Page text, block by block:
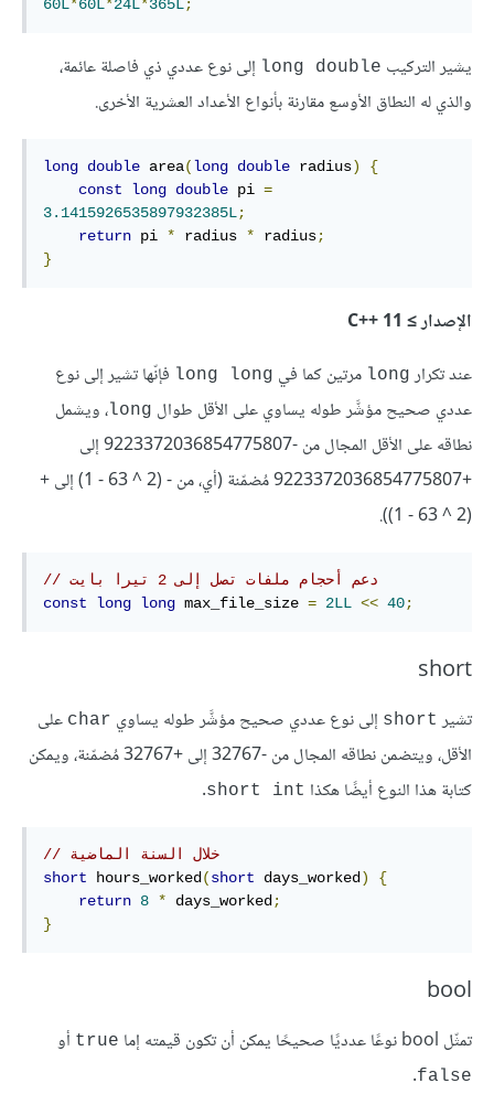
60L*60L*24L*365L;
يشير التركيب ‎long double‎ إلى نوع عددي ذي فاصلة عائمة،
والذي له النطاق الأوسع مقارنة بأنواع الأعداد العشرية الأخرى.
long double area(long double radius)
{
const
long double pi =
3.1415926535897932385L;
return pi * radius * radius;
}
الإصدار ≥ C++‎ 11
عند تكرار ‎long‎ مرتين كما في ‎long long‎ فإنّها تشير إلى نوع
عددي صحيح مؤشَّر طوله يساوي على الأقل طوال ‎long‎، ويشمل
نطاقه على الأقل المجال من -9223372036854775807 إلى
+9223372036854775807 مُضمّنة (أي، من - (2 ^ 63 - 1) إلى +
(2 ^ 63 - 1)).
// دعم أحجام ملفات تصل إلى 2 تيرا بايت
const
long long max_file_size = 2LL << 40;
short
تشير short إلى نوع عددي صحيح مؤشَّر طوله يساوي ‎char‎ على
الأقل، ويتضمن نطاقه المجال من -32767 إلى +32767 مُضمّنة، ويمكن
كتابة هذا النوع أيضًا هكذا ‎short int‎
.
// خلال السنة الماضية
short hours_worked (short days_worked )
{
return 8 * days_worked ;
}
bool
تمثّل bool نوعًا عدديًا صحيحًا يمكن أن تكون قيمته إما ‎true‎ أو
‎false‎
.